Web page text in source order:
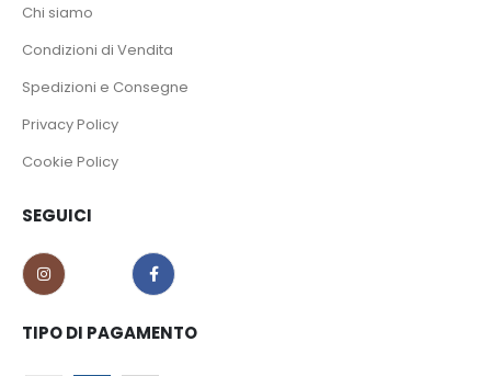
Chi siamo
Condizioni di Vendita
Spedizioni e Consegne
Privacy Policy
Cookie Policy
SEGUICI
TIPO DI PAGAMENTO